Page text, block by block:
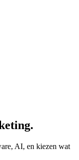
AI, en kiezen wat